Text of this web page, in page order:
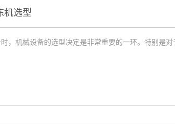
机选型
，机械设备的选型决定是非常重要的一环。特别是